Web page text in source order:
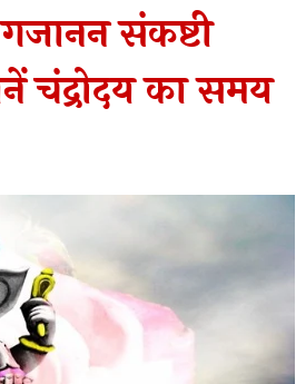
संकष्टी
चंद्रोदय का समय